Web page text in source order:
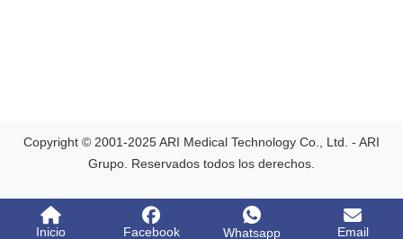
Copyright © 2001-2025 ARI Medical Technology Co., Ltd. - ARI
Grupo. Reservados todos los derechos.
Inicio Facebook Whatsapp Email